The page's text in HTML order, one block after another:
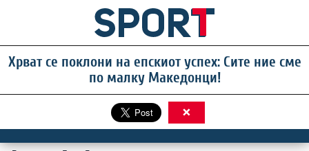
Хрват се поклони на епскиот успех: Сите ние сме
по малку Македонци!
×